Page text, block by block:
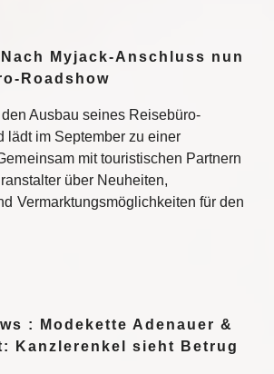
Myjack-Anschluss nun
Roadshow
Ausbau seines Reisebüro-
lädt im September zu einer
mit touristischen Partnern
über Neuheiten,
Vermarktungsmöglichkeiten für den
: Modekette Adenauer &
Kanzlerenkel sieht Betrug